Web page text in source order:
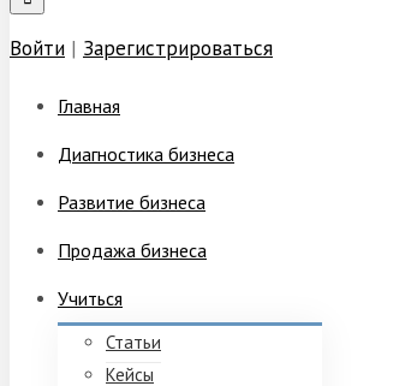
Войти | Зарегистрироваться
Главная
Диагностика бизнеса
Развитие бизнеса
Продажа бизнеса
Учиться
Статьи
Кейсы